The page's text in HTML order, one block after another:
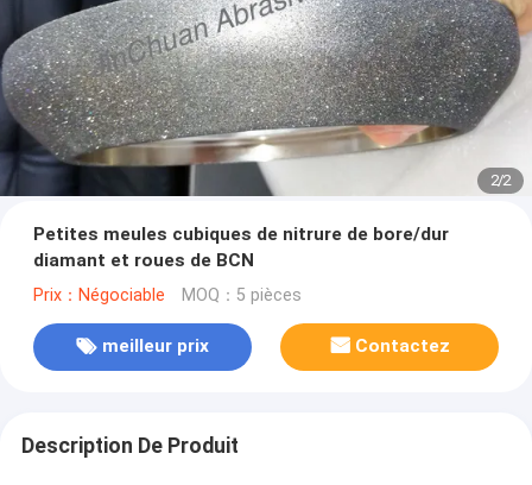
2/2
Petites meules cubiques de nitrure de bore/dur
diamant et roues de BCN
Prix：Négociable MOQ：5 pièces
meilleur prix Contactez
Description De Produit